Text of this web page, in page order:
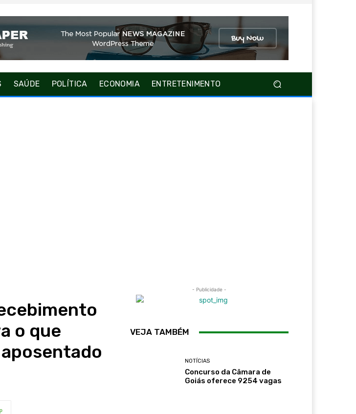
SAÚDE POLÍTICA ECONOMIA ENTRETENIMENTO
o que
- Publicidade -
VEJA TAMBÉM
NOTÍCIAS
Concurso da Câmara de
Goiás oferece 9254 vagas